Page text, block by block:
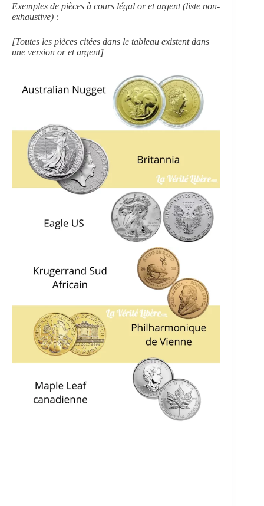
Exemples de pièces à cours légal or et argent (liste non-
exhaustive) :
[Toutes les pièces citées dans le tableau existent dans
une version or et argent]